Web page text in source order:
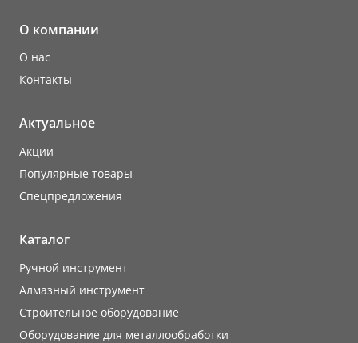
О компании
О нас
Контакты
Актуальное
Акции
Популярные товары
Cпецпредложения
Каталог
Ручной инструмент
Алмазный инструмент
Строительное оборудование
Оборудование для металлообработки